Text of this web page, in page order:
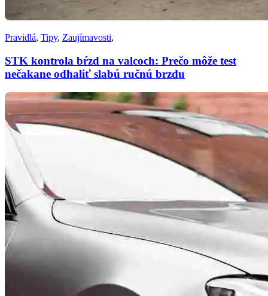
Pravidlá, Tipy, Zaujímavosti,
STK kontrola bŕzd na valcoch: Prečo môže test
nečakane odhaliť slabú ručnú brzdu